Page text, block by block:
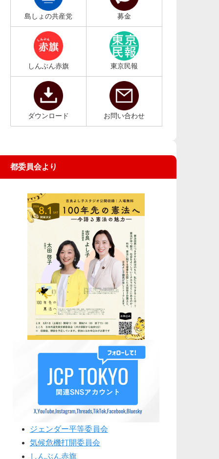
島しょの共産党 募金
しんぶん赤旗 東京民報
ダウンロード お問い合わせ
都委員会より
ジェンダー平等委員会
気候危機打開委員会
しんぶん赤旗